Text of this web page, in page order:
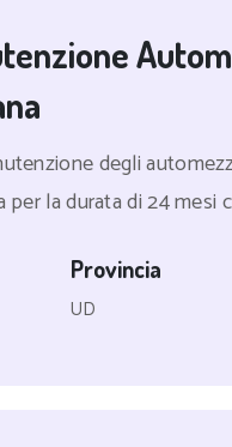
degli
per la durata di 24 mesi
Provincia
UD